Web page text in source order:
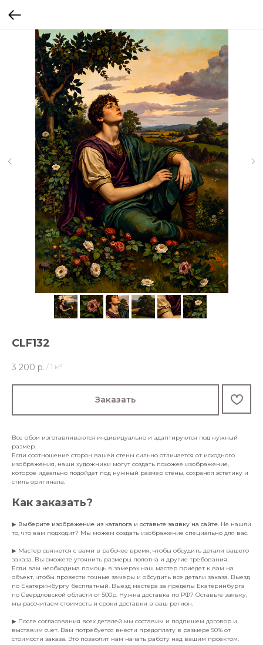
CLF132
3 200 р. / 1 м²
Заказать
Все обои изготавливаются индивидуально и адаптируются под нужный
размер.
Если соотношение сторон вашей стены сильно отличается от исходного
изображения, наши художники могут создать похожее изображение,
которое идеально подойдет под нужный размер стены, сохраняя эстетику и
стиль оригинала.
Как заказать?
▶ Выберите изображение из каталога и оставьте заявку на сайте. Не нашли
то, что вам подходит? Мы можем создать изображение специально для вас.
▶ Мастер свяжется с вами в рабочее время, чтобы обсудить детали вашего
заказа. Вы сможете уточнить размеры полотна и другие требования.
Если вам необходима помощь в замерах наш мастер приедет к вам на
объект, чтобы провести точные замеры и обсудить все детали заказа. Выезд
по Екатеринбургу бесплатный. Выезд мастера за пределы Екатеринбурга
по Свердловской области от 500р. Нужна доставка по РФ? Оставьте заявку,
мы рассчитаем стоимость и сроки доставки в ваш регион.
▶ После согласования всех деталей мы составим и подпишем договор и
выставим счет. Вам потребуется внести предоплату в размере 50% от
стоимости заказа. Это позволит нам начать работу над вашим проектом.